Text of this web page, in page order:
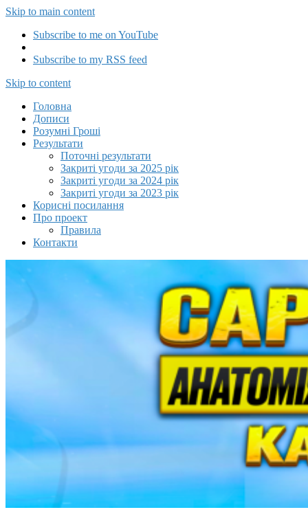
Skip to main content
Subscribe to me on YouTube
Subscribe to my RSS feed
Capitalizator UA
Skip to content
Головна
Дописи
Розумні Гроші
Результати
Поточні результати
Закриті угоди за 2025 рік
Закриті угоди за 2024 рік
Закриті угоди за 2023 рік
Корисні посилання
Про проект
Правила
Контакти